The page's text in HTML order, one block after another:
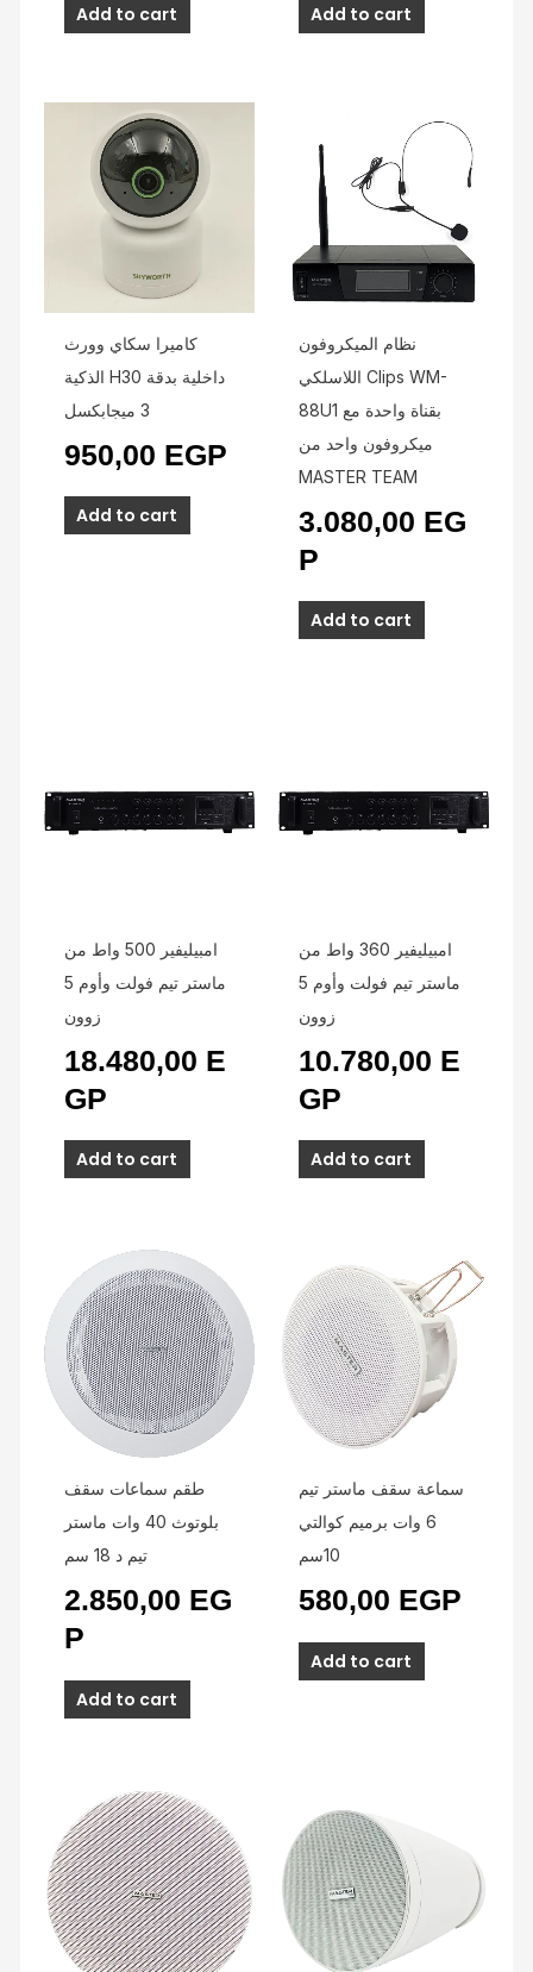
Add to cart Add to cart
كاميرا سكاي وورث
الذكية H30 داخلية بدقة
3 ميجابكسل
950,00 EGP
Add to cart
نظام الميكروفون
اللاسلكي Clips WM-
88U1 بقناة واحدة مع
ميكروفون واحد من
MASTER TEAM
3.080,00 EG
P
Add to cart
امبيليفير 500 واط من
ماستر تيم فولت وأوم 5
زوون
18.480,00 E
GP
Add to cart
امبيليفير 360 واط من
ماستر تيم فولت وأوم 5
زوون
10.780,00 E
GP
Add to cart
طقم سماعات سقف
بلوتوث 40 وات ماستر
تيم د 18 سم
2.850,00 EG
P
Add to cart
سماعة سقف ماستر تيم
6 وات برميم كوالتي
10سم
580,00 EGP
Add to cart